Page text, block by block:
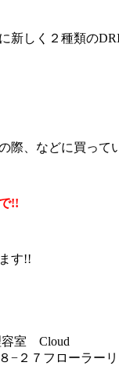
新しく２種類の
際、などに買って
!!
す!!
容室 Cloud
−２７フローラーリ